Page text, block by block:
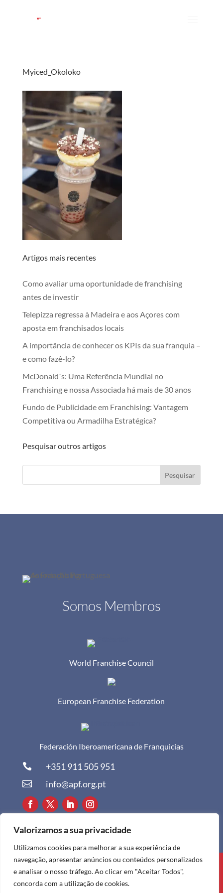
Valorizamos a sua privacidade
Utilizamos cookies para melhorar a sua experiência de
navegação, apresentar anúncios ou conteúdos personalizados
e analisar o nosso tráfego. Ao clicar em "Aceitar Todos",
concorda com a utilização de cookies.
Myiced_Okoloko
Artigos mais recentes
Como avaliar uma oportunidade de franchising
antes de investir
Telepizza regressa à Madeira e aos Açores com
aposta em franchisados locais
A importância de conhecer os KPIs da sua franquia –
e como fazê-lo?
McDonald´s: Uma Referência Mundial no
Franchising e nossa Associada há mais de 30 anos
Fundo de Publicidade em Franchising: Vantagem
Competitiva ou Armadilha Estratégica?
Pesquisar outros artigos
Pesquisar
Somos Membros
World Franchise Council
European Franchise Federation
Federación Iberoamericana de Franquicias
 +351 911 505 951
 info@apf.org.pt
Todos os direitos reservados à APF ©
2024